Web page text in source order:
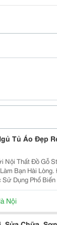
Tủ Áo Đẹp
Nội Thất Đồ Gỗ
Hài Lòng. Đồ Gỗ Nội Thất Ngày
Dụng Phổ
Cho Không Gian
Hiện Nay Là
Nội